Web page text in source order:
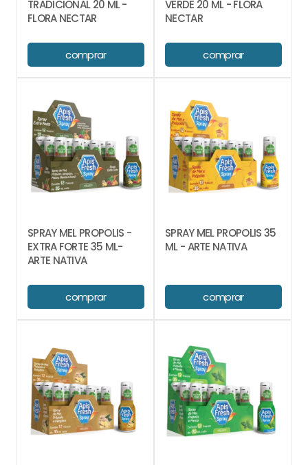
TRADICIONAL 20 ML -
FLORA NECTAR
comprar
VERDE 20 ML - FLORA
NECTAR
comprar
SPRAY MEL PROPOLIS -
EXTRA FORTE 35 ML-
ARTE NATIVA
comprar
SPRAY MEL PROPOLIS 35
ML - ARTE NATIVA
comprar